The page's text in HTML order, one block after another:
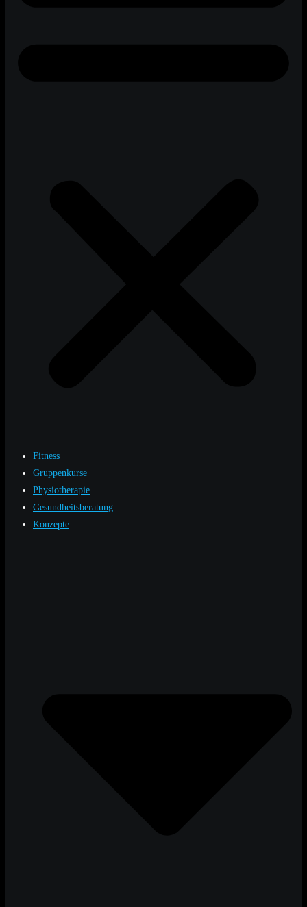
Fitness
Gruppenkurse
Physiotherapie
Gesundheitsberatung
Konzepte